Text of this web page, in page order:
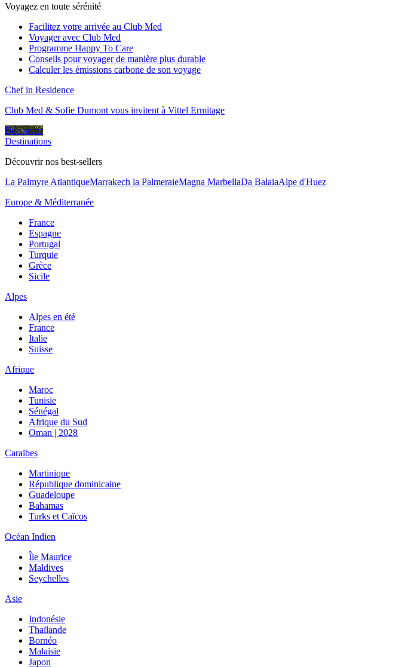
Voyagez en toute sérénité
Facilitez votre arrivée au Club Med
Voyager avec Club Med
Programme Happy To Care
Conseils pour voyager de manière plus durable
Calculer les émissions carbone de son voyage
Chef in Residence
Club Med & Sofie Dumont vous invitent à Vittel Ermitage
Découvrir
Destinations
Découvrir nos best-sellers
La Palmyre AtlantiqueMarrakech la PalmeraieMagna MarbellaDa BalaiaAlpe d'Huez
Europe & Méditerranée
France
Espagne
Portugal
Turquie
Grèce
Sicile
Alpes
Alpes en été
France
Italie
Suisse
Afrique
Maroc
Tunisie
Sénégal
Afrique du Sud
Oman | 2028
Caraïbes
Martinique
République dominicaine
Guadeloupe
Bahamas
Turks et Caïcos
Océan Indien
Île Maurice
Maldives
Seychelles
Asie
Indonésie
Thaïlande
Bornéo
Malaisie
Japon